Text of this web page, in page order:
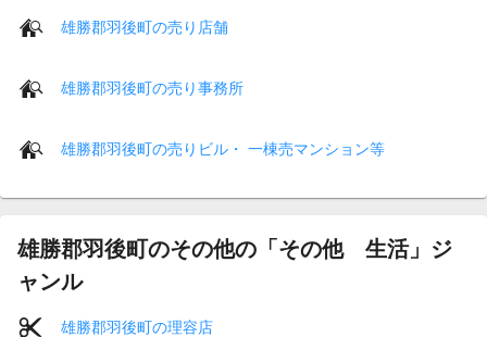
雄勝郡羽後町の売り店舗
雄勝郡羽後町の売り事務所
雄勝郡羽後町の売りビル・ 一棟売マンション等
雄勝郡羽後町のその他の「その他 生活」ジ
ャンル
雄勝郡羽後町の理容店